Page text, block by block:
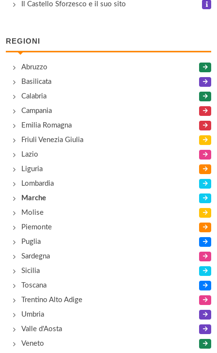
Il Castello Sforzesco e il suo sito
REGIONI
Abruzzo
Basilicata
Calabria
Campania
Emilia Romagna
Friuli Venezia Giulia
Lazio
Liguria
Lombardia
Marche
Molise
Piemonte
Puglia
Sardegna
Sicilia
Toscana
Trentino Alto Adige
Umbria
Valle d'Aosta
Veneto